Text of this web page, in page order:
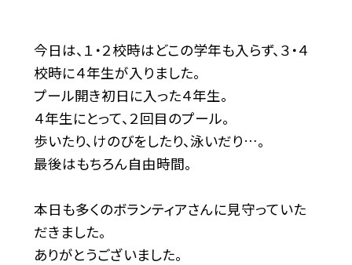
今日は、１・２校時はどこの学年も入らず、３・４
校時に４年生が入りました。
プール開き初日に入った４年生。
４年生にとって、２回目のプール。
歩いたり、けのびをしたり、泳いだり…。
最後はもちろん自由時間。
本日も多くのボランティアさんに見守っていた
だきました。
ありがとうございました。